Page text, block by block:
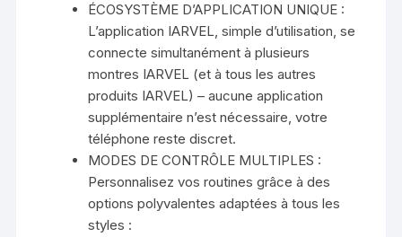
ÉCOSYSTÈME D’APPLICATION UNIQUE :
L’application IARVEL, simple d’utilisation, se
connecte simultanément à plusieurs
montres IARVEL (et à tous les autres
produits IARVEL) – aucune application
supplémentaire n’est nécessaire, votre
téléphone reste discret.
MODES DE CONTRÔLE MULTIPLES :
Personnalisez vos routines grâce à des
options polyvalentes adaptées à tous les
styles :